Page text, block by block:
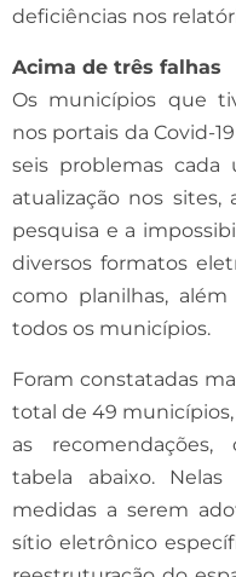
deficiências nos
Acima de três falhas
Os municípios que
nos portais da Covid-
seis problemas
atualização nos sites,
pesquisa e a
diversos formatos
como planilhas,
todos os municípios.
Foram constatadas
total de 49
as
tabela abaixo.
medidas a serem
sítio eletrônico